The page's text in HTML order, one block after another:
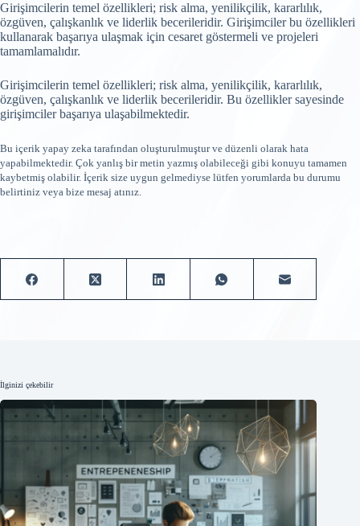
Girişimcilerin temel özellikleri; risk alma, yenilikçilik, kararlılık,
özgüven, çalışkanlık ve liderlik becerileridir. Girişimciler bu özellikleri
kullanarak başarıya ulaşmak için cesaret göstermeli ve projeleri
tamamlamalıdır.
Girişimcilerin temel özellikleri; risk alma, yenilikçilik, kararlılık,
özgüven, çalışkanlık ve liderlik becerileridir. Bu özellikler sayesinde
girişimciler başarıya ulaşabilmektedir.
Bu içerik yapay zeka tarafından oluşturulmuştur ve düzenli olarak hata
yapabilmektedir. Çok yanlış bir metin yazmış olabileceği gibi konuyu tamamen
kaybetmiş olabilir. İçerik size uygun gelmediyse lütfen yorumlarda bu durumu
belirtiniz veya bize mesaj atınız.
İlginizi çekebilir